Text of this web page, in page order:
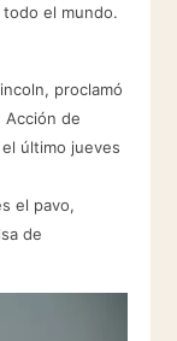
el mundo.
proclamó
Acción de
último jueves
el pavo,
de